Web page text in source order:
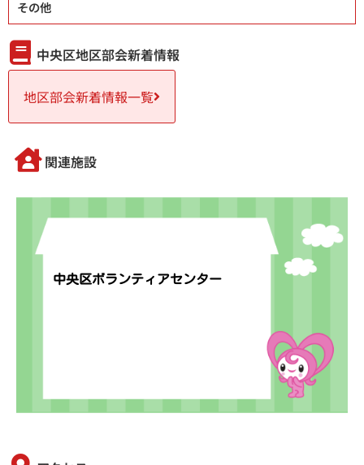
その他
中央区地区部会新着情報
地区部会新着情報一覧
関連施設
中央区ボランティアセンター